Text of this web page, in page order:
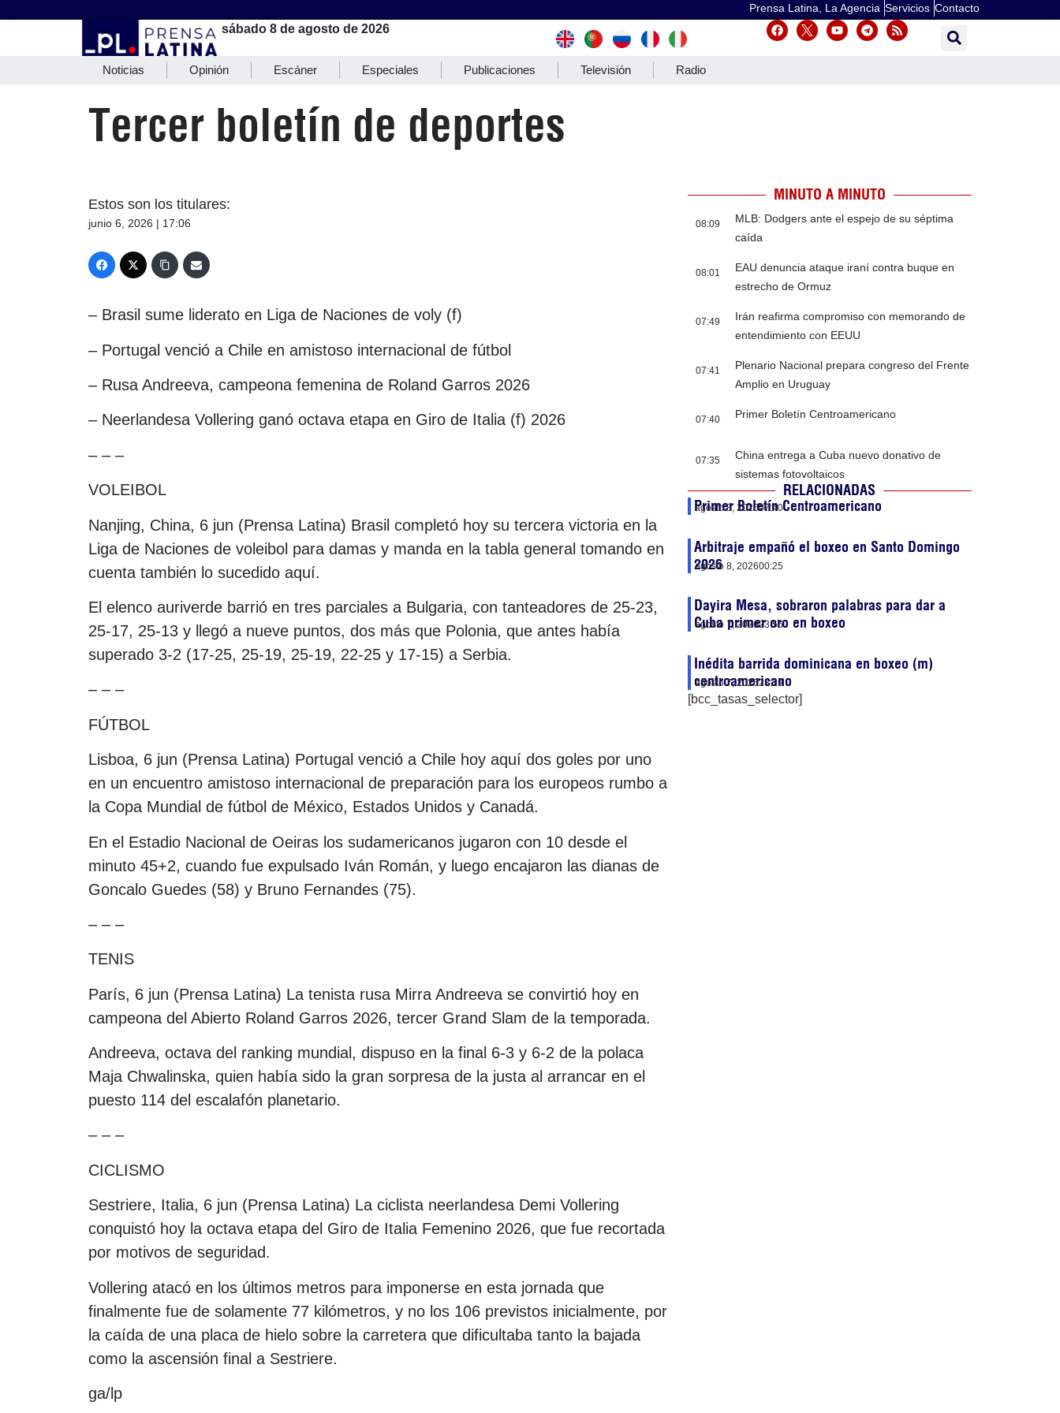
Prensa Latina, La Agencia Servicios Contacto
sábado 8 de agosto de 2026
Noticias Opinión Escáner Especiales Publicaciones Televisión Radio
Tercer boletín de deportes
Estos son los titulares:
junio 6, 2026 | 17:06
– Brasil sume liderato en Liga de Naciones de voly (f)
– Portugal venció a Chile en amistoso internacional de fútbol
– Rusa Andreeva, campeona femenina de Roland Garros 2026
– Neerlandesa Vollering ganó octava etapa en Giro de Italia (f) 2026
– – –
VOLEIBOL
Nanjing, China, 6 jun (Prensa Latina) Brasil completó hoy su tercera victoria en la
Liga de Naciones de voleibol para damas y manda en la tabla general tomando en
cuenta también lo sucedido aquí.
El elenco auriverde barrió en tres parciales a Bulgaria, con tanteadores de 25-23,
25-17, 25-13 y llegó a nueve puntos, dos más que Polonia, que antes había
superado 3-2 (17-25, 25-19, 25-19, 22-25 y 17-15) a Serbia.
– – –
FÚTBOL
Lisboa, 6 jun (Prensa Latina) Portugal venció a Chile hoy aquí dos goles por uno
en un encuentro amistoso internacional de preparación para los europeos rumbo a
la Copa Mundial de fútbol de México, Estados Unidos y Canadá.
En el Estadio Nacional de Oeiras los sudamericanos jugaron con 10 desde el
minuto 45+2, cuando fue expulsado Iván Román, y luego encajaron las dianas de
Goncalo Guedes (58) y Bruno Fernandes (75).
– – –
TENIS
París, 6 jun (Prensa Latina) La tenista rusa Mirra Andreeva se convirtió hoy en
campeona del Abierto Roland Garros 2026, tercer Grand Slam de la temporada.
Andreeva, octava del ranking mundial, dispuso en la final 6-3 y 6-2 de la polaca
Maja Chwalinska, quien había sido la gran sorpresa de la justa al arrancar en el
puesto 114 del escalafón planetario.
– – –
CICLISMO
Sestriere, Italia, 6 jun (Prensa Latina) La ciclista neerlandesa Demi Vollering
conquistó hoy la octava etapa del Giro de Italia Femenino 2026, que fue recortada
por motivos de seguridad.
Vollering atacó en los últimos metros para imponerse en esta jornada que
finalmente fue de solamente 77 kilómetros, y no los 106 previstos inicialmente, por
la caída de una placa de hielo sobre la carretera que dificultaba tanto la bajada
como la ascensión final a Sestriere.
ga/lp
MINUTO A MINUTO
08:09
MLB: Dodgers ante el espejo de su séptima
caída
08:01
EAU denuncia ataque iraní contra buque en
estrecho de Ormuz
07:49
Irán reafirma compromiso con memorando de
entendimiento con EEUU
07:41
Plenario Nacional prepara congreso del Frente
Amplio en Uruguay
07:40 Primer Boletín Centroamericano
07:35
China entrega a Cuba nuevo donativo de
sistemas fotovoltaicos
RELACIONADAS
Primer Boletín Centroamericano
agosto 8, 202607:40
Arbitraje empañó el boxeo en Santo Domingo
2026
agosto 8, 202600:25
Dayira Mesa, sobraron palabras para dar a
Cuba primer oro en boxeo
agosto 7, 202623:56
Inédita barrida dominicana en boxeo (m)
centroamericano
agosto 7, 202623:39
[bcc_tasas_selector]